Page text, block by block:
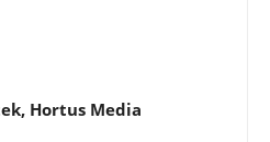
Hortus Media